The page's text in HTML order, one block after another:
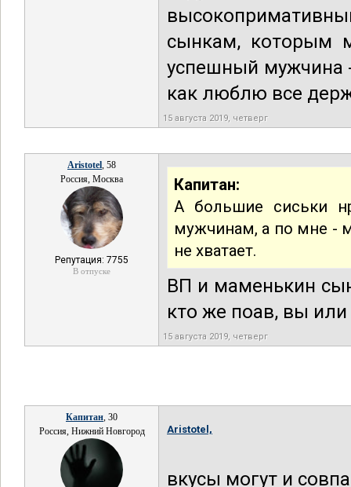
сынкам, которым
успешный мужчина
как люблю все
15 августа 2019, четверг
Aristotel, 58
Россия, Москва
Репутация: 7755
В отпуске
Капитан:
А большие сиськи
мужчинам, а по мне -
не хватает.
ВП и маменькин
кто же поав, вы или
15 августа 2019, четверг
Капитан, 30
Россия, Нижний Новгород
Aristotel,
вкусы могут и